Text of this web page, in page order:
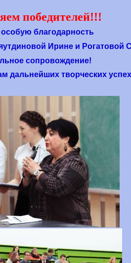
победителей!!!
особую благодарность
Ирине и Рогатовой
сопровождение!
дальнейших творческих